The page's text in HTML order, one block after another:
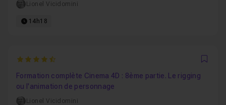
Lionel Vicidomini
14h18
4.8333333333333
Formation complète Cinema 4D : 8ème partie. Le rigging
ou l'animation de personnage
Lionel Vicidomini